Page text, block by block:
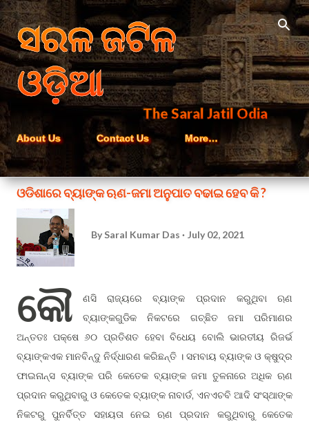
Skip to main content
ସରଳ ଜଟିଳ
ଓଡ଼ିଆ
The Saral Jatil Odia
About Us Contact Us More…
ଓଡିଶାରେ ବ୍ୟାଙ୍କ ଋଣ-ଜମା ଅନୁପାତ ବଢାଇ ହେବ କି ?
By Saral Kumar Das July 02, 2021
କୌ
ଣସି ରାଜ୍ୟରେ ବ୍ୟାଙ୍କ ପ୍ରଦାନ କରୁଥିବା ଋଣ
ବ୍ୟାଙ୍କଗୁଡିକ ନିକଟରେ ଗଚ୍ଛିତ ଜମା ପରିମାଣର
ଅନ୍ତତଃ ପକ୍ଷେ ୬୦ ପ୍ରତିଶତ ହେବା ବିଧେୟ ବୋଲି ଭାରତୀୟ ରିଜର୍ଭ
ବ୍ୟାଙ୍କଏକ ମାନବିନ୍ଦୁ ନିର୍ଦ୍ଧାରଣ କରିଛନ୍ତି । ସମବାୟ ବ୍ୟାଙ୍କ ଓ କ୍ଷୁଦ୍ର
ଫାଇନାନ୍ସ ବ୍ୟାଙ୍କ ପରି କେତେକ ବ୍ୟାଙ୍କ ଜମା ତୁଳନାରେ ଅଧିକ ଋଣ
ପ୍ରଦାନ କରୁଥିବାରୁ ଓ କେତେକ ବ୍ୟାଙ୍କ ନାବାର୍ଡ, ଏନଏଚବି ଆଦି ସଂସ୍ଥାଙ୍କ
ନିକଟରୁ ପୁନର୍ବିତ୍ତ ସହାୟତା ନେଇ ଋଣ ପ୍ରଦାନ କରୁଥିବାରୁ କେତେକ